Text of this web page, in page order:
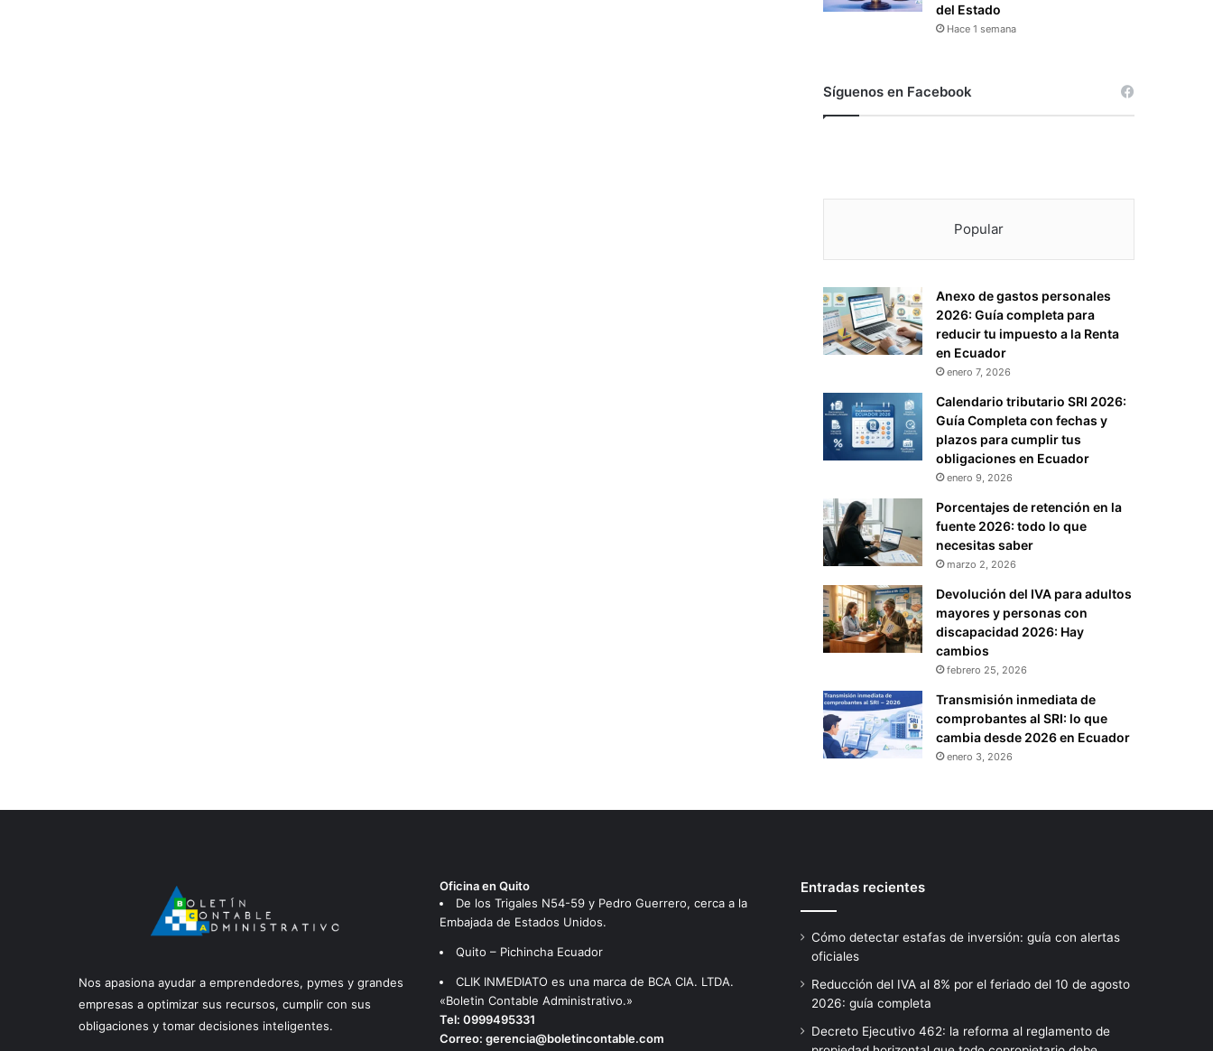
del Estado
Hace 1 semana
Síguenos en Facebook
Popular
Anexo de gastos personales
2026: Guía completa para
reducir tu impuesto a la Renta
en Ecuador
enero 7, 2026
Calendario tributario SRI 2026:
Guía Completa con fechas y
plazos para cumplir tus
obligaciones en Ecuador
enero 9, 2026
Porcentajes de retención en la
fuente 2026: todo lo que
necesitas saber
marzo 2, 2026
Devolución del IVA para adultos
mayores y personas con
discapacidad 2026: Hay
cambios
febrero 25, 2026
Transmisión inmediata de
comprobantes al SRI: lo que
cambia desde 2026 en Ecuador
enero 3, 2026
Nos apasiona ayudar a emprendedores, pymes y grandes
empresas a optimizar sus recursos, cumplir con sus
obligaciones y tomar decisiones inteligentes.
Oficina en Quito
De los Trigales N54-59 y Pedro Guerrero, cerca a la
Embajada de Estados Unidos.
Quito – Pichincha Ecuador
CLIK INMEDIATO es una marca de BCA CIA. LTDA.
«Boletin Contable Administrativo.»
Tel: 0999495331
Correo: gerencia@boletincontable.com
Entradas recientes
Cómo detectar estafas de inversión: guía con alertas
oficiales
Reducción del IVA al 8% por el feriado del 10 de agosto
2026: guía completa
Decreto Ejecutivo 462: la reforma al reglamento de